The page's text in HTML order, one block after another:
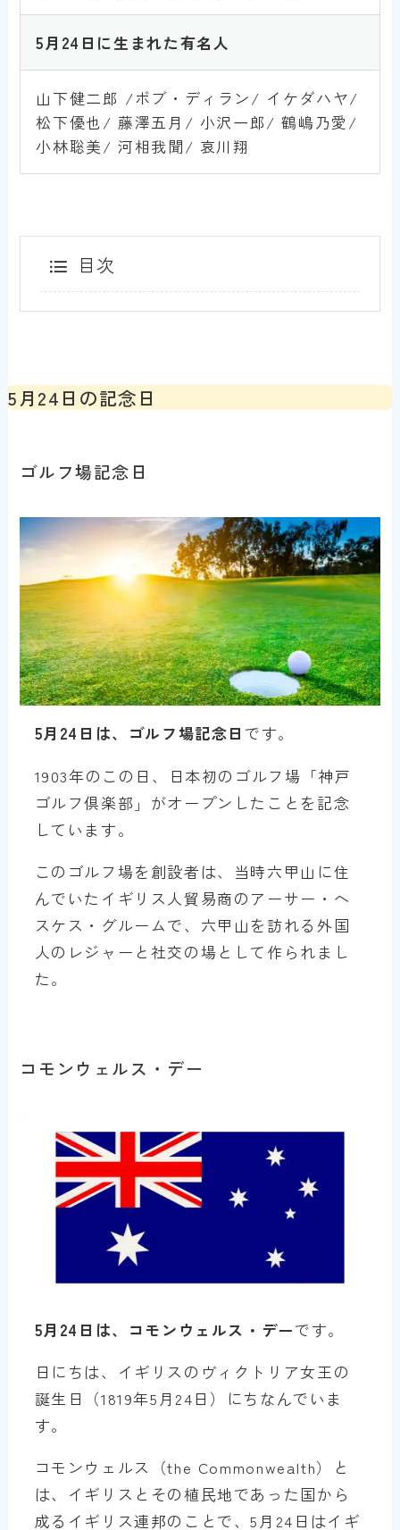
5月 24 日に生まれた有名人
山下健二郎 /ボブ・ディラン/ イケダハヤ/
松下優也/ 藤澤五月/ 小沢一郎/ 鶴嶋乃愛/
小林聡美/ 河相我聞/ 哀川翔
目次
5月24日の記念日
ゴルフ場記念日
5月24日は、ゴルフ場記念日 です。
1903年のこの日、日本初のゴルフ場「神戸
ゴルフ倶楽部」がオープンしたことを記念
しています。
このゴルフ場を創設者は、当時六甲山に住
んでいたイギリス人貿易商のアーサー・ヘ
スケス・グルームで、六甲山を訪れる外国
人のレジャーと社交の場として作られまし
た。
コモンウェルス・デー
5月24日は、コモンウェルス・デーです。
日にちは、イギリスのヴィクトリア女王の
誕生日（1819年5月24日）にちなんでいま
す。
コモンウェルス（the Commonwealth）と
は、イギリスとその植民地であった国から
成るイギリス連邦のことで、5月24日はイギ